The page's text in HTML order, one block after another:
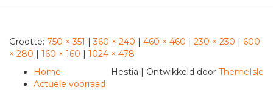
Grootte: 750 × 351 | 360 × 240 | 460 × 460 | 230 × 230 | 600
× 280 | 160 × 160 | 1024 × 478
Home
Actuele voorraad
Hestia | Ontwikkeld door ThemeIsle